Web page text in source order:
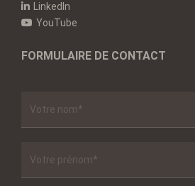
LinkedIn
YouTube
FORMULAIRE DE CONTACT